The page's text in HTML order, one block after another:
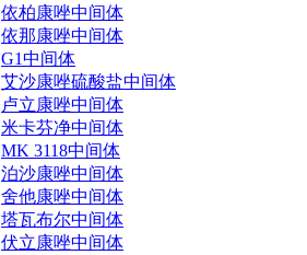
依柏康唑中间体
依那康唑中间体
G1中间体
艾沙康唑硫酸盐中间体
卢立康唑中间体
米卡芬净中间体
MK 3118中间体
泊沙康唑中间体
舍他康唑中间体
塔瓦布尔中间体
伏立康唑中间体